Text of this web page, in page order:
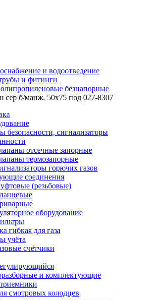
и водоотведение
и фитинги
безнапорные
сер б/манж. 50х75 под 027-8307
безопасности, сигнализаторы
отсечные запорные
термозапорные
горючих газов
соединения
(резьбовые)
оборудование
гибкая для газа
учёта
счётчики
и комплектующие
смотровых колодцев